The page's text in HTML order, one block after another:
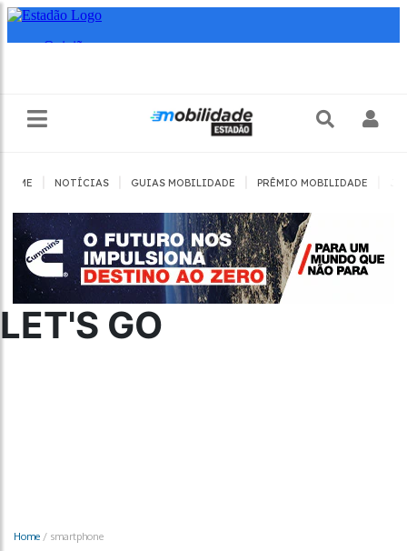
HOME NOTÍCIAS GUIAS MOBILIDADE PRÊMIO MOBILIDADE
LET'S GO
Home / smartphone